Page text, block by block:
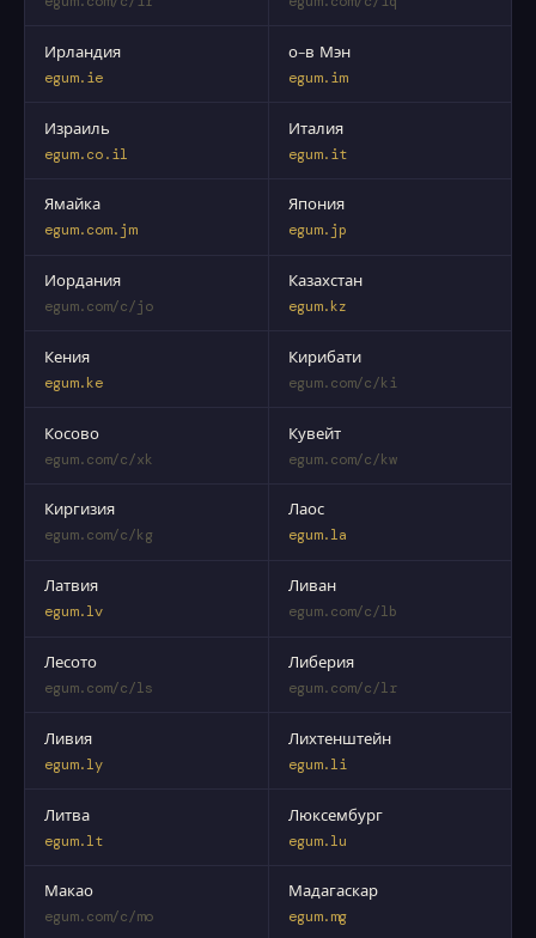
Ирландия
egum.ie
о-в Мэн
egum.im
Израиль
egum.co.il
Италия
egum.it
Ямайка
egum.com.jm
Япония
egum.jp
Иордания
egum.com/c/jo
Казахстан
egum.kz
Кения
egum.ke
Кирибати
egum.com/c/ki
Косово
egum.com/c/xk
Кувейт
egum.com/c/kw
Киргизия
egum.com/c/kg
Лаос
egum.la
Латвия
egum.lv
Ливан
egum.com/c/lb
Лесото
egum.com/c/ls
Либерия
egum.com/c/lr
Ливия
egum.ly
Лихтенштейн
egum.li
Литва
egum.lt
Люксембург
egum.lu
Макао
egum.com/c/mo
Мадагаскар
egum.mg